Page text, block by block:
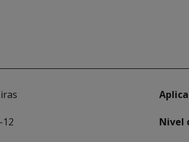
12 Nivel